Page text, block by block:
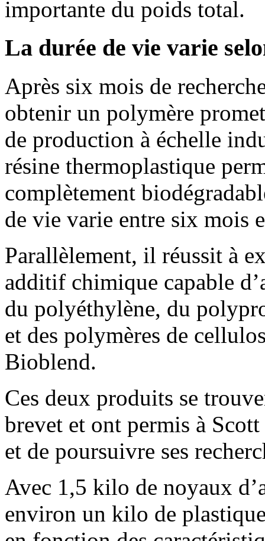
importante du poids total.
La durée de vie varie
Après six mois de
obtenir un polymère
de production à échelle
résine thermoplastique
complètement
de vie varie entre six mois
Parallèlement, il réussit à
additif chimique capable
du polyéthylène, du
et des polymères de
Bioblend.
Ces deux produits se
brevet et ont permis à
et de poursuivre ses
Avec 1,5 kilo de noyaux
environ un kilo de